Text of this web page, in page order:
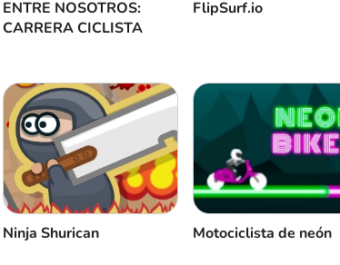
ENTRE NOSOTROS:
CARRERA CICLISTA
FlipSurf.io
Ninja Shurican Motociclista de neón